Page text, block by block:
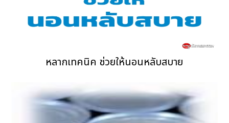
หลากเทคนิค ช่วยให้นอนหลับสบาย